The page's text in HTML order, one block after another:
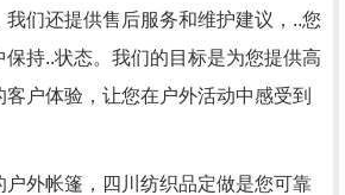
我们还提供售后服务和维护建议，..您
保持..状态。我们的目标是为您提供高
户体验，让您在户外活动中感受到
户外帐篷，四川纺织品定做是您可靠